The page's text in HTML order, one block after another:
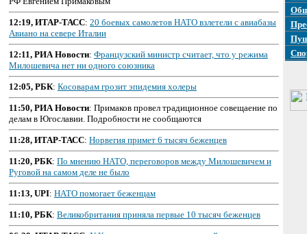
12:19, ИТАР-ТАСС: 20 боевых самолетов НАТО взлетели с авиабазы
Авиано на севере Италии
12:11, РИА Новости: Французский министр считает, что у режима
Милошевича нет ни одного союзника
12:05, РБК: Косоварам грозит эпидемия холеры
11:50, РИА Новости: Примаков провел традиционное совещаение по
делам в Югославии. Подробности не сообщаются
11:28, ИТАР-ТАСС: Норвегия примет 6 тысяч беженцев
11:20, РБК: По мнению НАТО, переговоров между Милошевичем и
Руговой на самом деле не было
11:13, UPI: НАТО помогает беженцам
11:10, РБК: Великобритания приняла первые 10 тысяч беженцев